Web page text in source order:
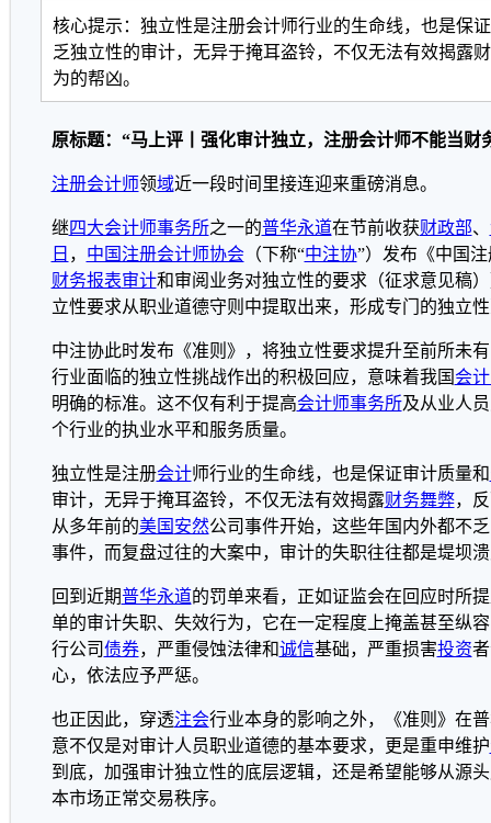
核心提示：独立性是注册会计师行业的生命线，也是保
乏独立性的审计，无异于掩耳盗铃，不仅无法有效揭露
为的帮凶。
原标题：“马上评丨强化审计独立，注册会计师不能当财
注册会计师领域近一段时间里接连迎来重磅消息。
继四大会计师事务所之一的普华永道在节前收获财政部、
日 ， 中国注册会计师协会（下称“中注协”）发布《中国注
财务报表审计和审阅业务对独立性的要求（征求意见稿
立性要求从职业道德守则中提取出来，形成专门的独立
中注协此时发布《准则》，将独立性要求提升至前所未
行业面临的独立性挑战作出的积极回应，意味着我国 会
明确的标准。这不仅有利于提高会计师事务所及从业人
个行业的执业水平和服务质量。
独立性是注册会计师行业的生命线，也是保证审计质量和
审计，无异于掩耳盗铃，不仅无法有效揭露财务舞弊，
从多年前的美国 安然公司事件开始，这些年国内外都不
事件，而复盘过往的大案中，审计的失职往往都是堤坝
回到近期普华永道的罚单来看，正如证监会在回应时所
单的审计失职、失效行为，它在一定程度上掩盖甚至纵
行公司债券，严重侵蚀法律和诚信基础，严重损害投资
心，依法应予严惩。
也正因此，穿透注会行业本身的影响之外，《准则》在
意不仅是对审计人员职业道德的基本要求，更是重申维护
到底，加强审计独立性的底层逻辑，还是希望能够从源
本市场正常交易秩序。